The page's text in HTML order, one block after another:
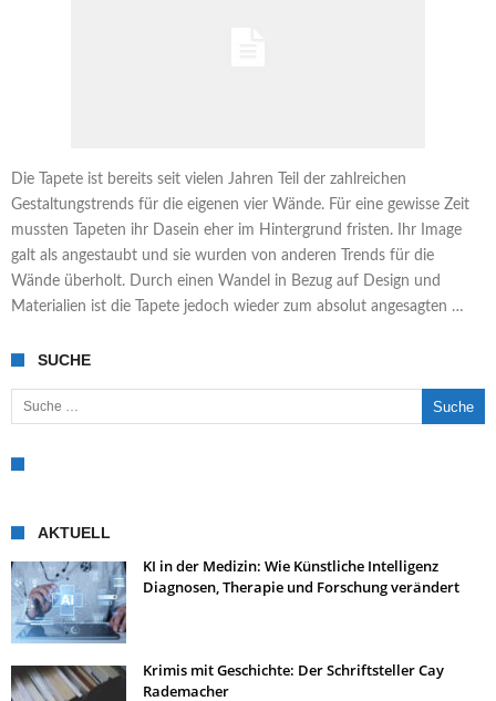
Die Tapete ist bereits seit vielen Jahren Teil der zahlreichen
Gestaltungstrends für die eigenen vier Wände. Für eine gewisse Zeit
mussten Tapeten ihr Dasein eher im Hintergrund fristen. Ihr Image
galt als angestaubt und sie wurden von anderen Trends für die
Wände überholt. Durch einen Wandel in Bezug auf Design und
Materialien ist die Tapete jedoch wieder zum absolut angesagten …
SUCHE
Suche nach:
AKTUELL
KI in der Medizin: Wie Künstliche Intelligenz
Diagnosen, Therapie und Forschung verändert
Krimis mit Geschichte: Der Schriftsteller Cay
Rademacher